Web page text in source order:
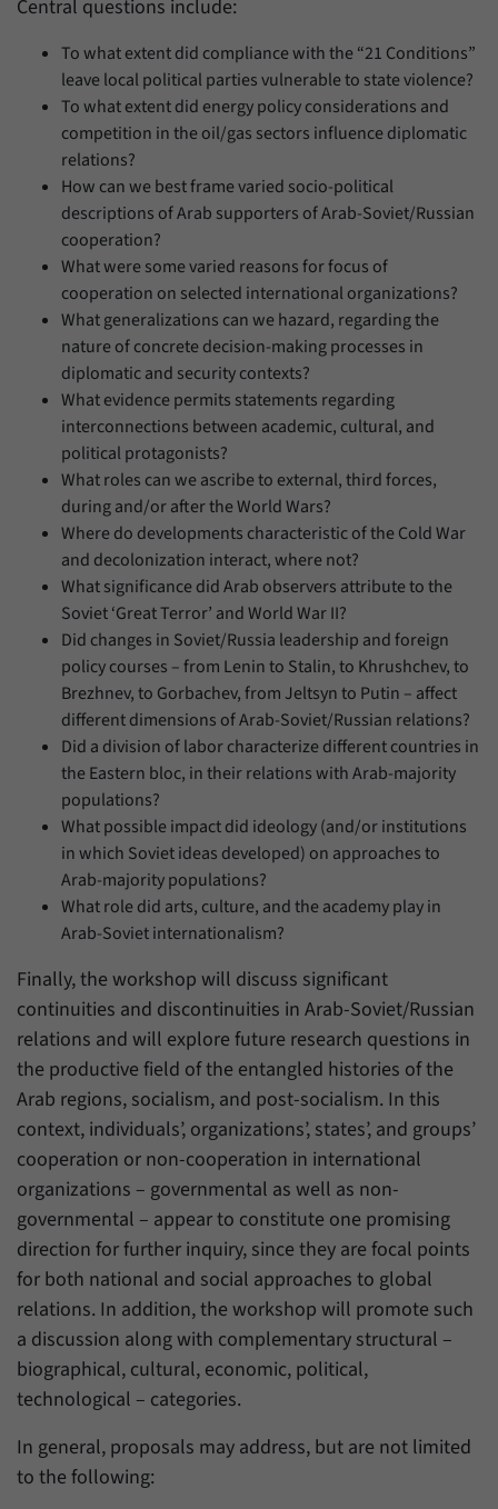
Central questions include:
To what extent did compliance with the “21 Conditions”
leave local political parties vulnerable to state violence?
To what extent did energy policy considerations and
competition in the oil/gas sectors influence diplomatic
relations?
How can we best frame varied socio-political
descriptions of Arab supporters of Arab-Soviet/Russian
cooperation?
What were some varied reasons for focus of
cooperation on selected international organizations?
What generalizations can we hazard, regarding the
nature of concrete decision-making processes in
diplomatic and security contexts?
What evidence permits statements regarding
interconnections between academic, cultural, and
political protagonists?
What roles can we ascribe to external, third forces,
during and/or after the World Wars?
Where do developments characteristic of the Cold War
and decolonization interact, where not?
What significance did Arab observers attribute to the
Soviet ‘Great Terror’ and World War II?
Did changes in Soviet/Russia leadership and foreign
policy courses – from Lenin to Stalin, to Khrushchev, to
Brezhnev, to Gorbachev, from Jeltsyn to Putin – affect
different dimensions of Arab-Soviet/Russian relations?
Did a division of labor characterize different countries in
the Eastern bloc, in their relations with Arab-majority
populations?
What possible impact did ideology (and/or institutions
in which Soviet ideas developed) on approaches to
Arab-majority populations?
What role did arts, culture, and the academy play in
Arab-Soviet internationalism?
Finally, the workshop will discuss significant
continuities and discontinuities in Arab-Soviet/Russian
relations and will explore future research questions in
the productive field of the entangled histories of the
Arab regions, socialism, and post-socialism. In this
context, individuals’, organizations’, states’, and groups’
cooperation or non-cooperation in international
organizations – governmental as well as non-
governmental – appear to constitute one promising
direction for further inquiry, since they are focal points
for both national and social approaches to global
relations. In addition, the workshop will promote such
a discussion along with complementary structural –
biographical, cultural, economic, political,
technological – categories.
In general, proposals may address, but are not limited
to the following: